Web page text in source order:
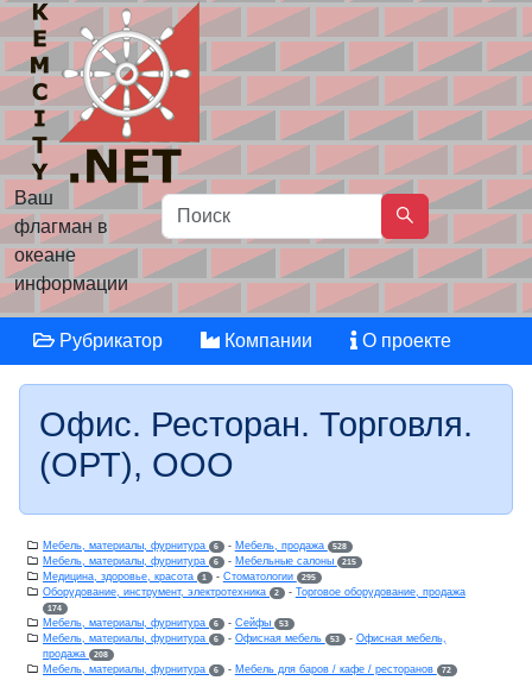
Ваш
флагман в
океане
информации
Рубрикатор Компании О проекте
Офис. Ресторан. Торговля.
(ОРТ), ООО
Мебель, материалы, фурнитура 6 - Мебель, продажа 528
Мебель, материалы, фурнитура 6 - Мебельные салоны 215
Медицина, здоровье, красота 1 - Стоматологии 295
Оборудование, инструмент, электротехника 2 - Торговое оборудование, продажа
174
Мебель, материалы, фурнитура 6 - Сейфы 53
Мебель, материалы, фурнитура 6 - Офисная мебель 53 - Офисная мебель,
продажа
208
Мебель, материалы, фурнитура 6 - Мебель для баров / кафе / ресторанов 72